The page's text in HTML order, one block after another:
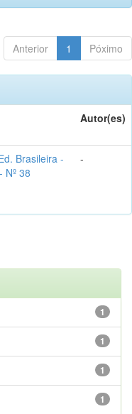
Anterior 1 Póximo
Autor(es)
Brasileira -
Nº 38
-
1
1
1
1